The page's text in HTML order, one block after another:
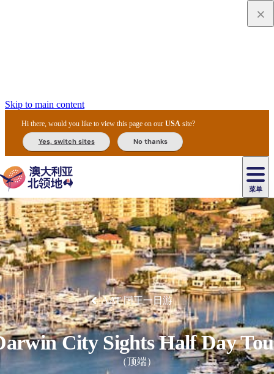
Skip to main content
Hi there, would you like to view this page on ourUSA site?
Yes, switch sites No thanks
菜单
主
导
航
景
点
最
受
欢
迎
目
达
尔
文
爱
丽
斯
泉
乌
鲁
鲁
卡
卡
杜
国
家
公
园
李
治
菲
特
国
家
园
瓦
塔
卡
国
家
园
维
群
岛
东
纳
姆
地
马
兰
卡
温
泉
池
尼
特
米
鲁
克
国
家
公
园
卡
鲁
卡
鲁
/
魔
鬼
大
理
石
保
护
区
马
古
克
瀑
茨
奥
里
查
/
西
麦
克
唐
纳
国
家
公
园
体
验
旅
住
民
文
化
体
验
美
食
攻
略
节
庆
与
活
动
户
外
和
探
险
自
然
和
野
生
动
物
历
史
和
产
钓
鱼
端
旅
游
露
和
豪
华
野
营
旅
行
灵
感
规
划
住
宿
导
游
陪
同
旅
程
租
车
和
交
通
AAT 国王一日游
City Sights Half Day
（顶端）